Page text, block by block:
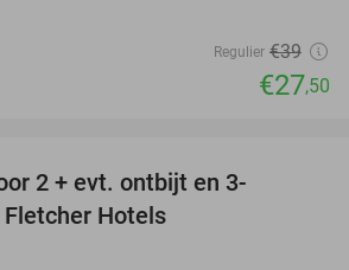
Regulier €39
€27,50
2 + evt. ontbijt en 3-
Hotels